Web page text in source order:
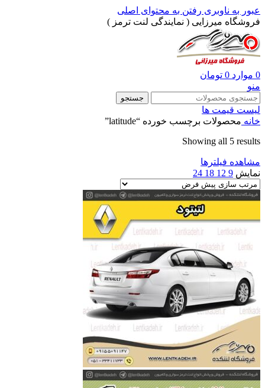
عبور به ناوبری رفتن به محتوای اصلی
فروشگاه میرزایی ( نمایندگی لنت ترمز )
0 موارد 0 تومان
منو
جستجو
لیست قیمت ها
خانه محصولات برچسب خورده “latitude”
Showing all 5 results
مشاهده فیلترها
نمایش 9
12
18
24